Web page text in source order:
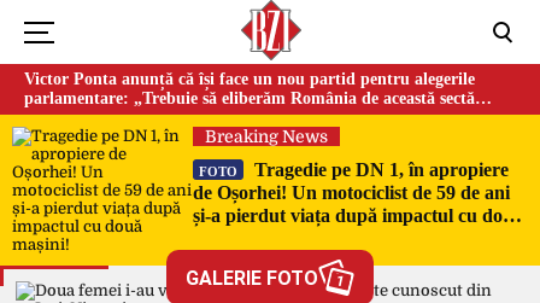
Victor Ponta anunță că își face un nou partid pentru alegerile
parlamentare: „Trebuie să eliberăm România de această sectă
globalistă”
Breaking News
FOTO
Tragedie pe DN 1, în apropiere
de Oșorhei! Un motociclist de 59 de ani
și-a pierdut viața după impactul cu două
GALERIE FOTO 1